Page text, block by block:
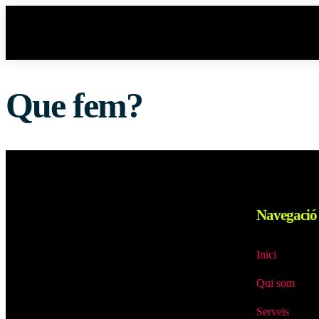
Que fem?
Navegació
Inici
Qui som
Serveis